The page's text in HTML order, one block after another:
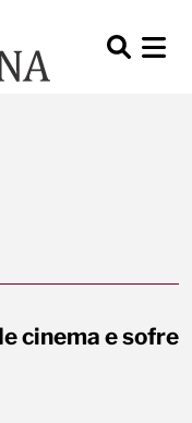
cinema e sofre